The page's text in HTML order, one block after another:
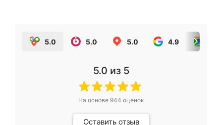
5.0 5.0 5.0 4.9
5.0 из 5
На основе 944 оценок
Оставить отзыв